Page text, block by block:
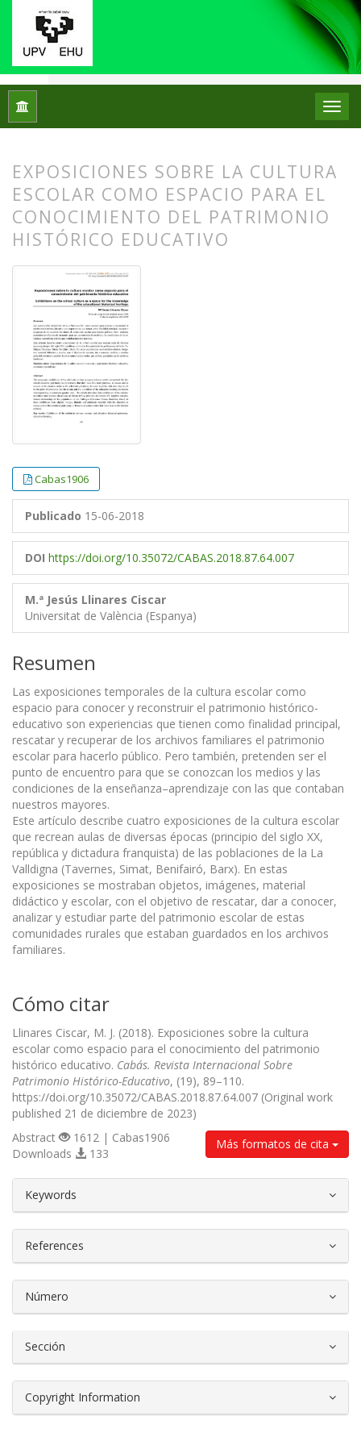
Inicio
EXPOSICIONES SOBRE LA CULTURA
ESCOLAR COMO ESPACIO PARA EL
CONOCIMIENTO DEL PATRIMONIO
HISTÓRICO EDUCATIVO
Cabas1906
Publicado 15-06-2018
DOI https://doi.org/10.35072/CABAS.2018.87.64.007
M.ª Jesús Llinares Ciscar
Universitat de València (Espanya)
Resumen
Las exposiciones temporales de la cultura escolar como
espacio para conocer y reconstruir el patrimonio histórico-
educativo son experiencias que tienen como finalidad principal,
rescatar y recuperar de los archivos familiares el patrimonio
escolar para hacerlo público. Pero también, pretenden ser el
punto de encuentro para que se conozcan los medios y las
condiciones de la enseñanza–aprendizaje con las que contaban
nuestros mayores.
Este artículo describe cuatro exposiciones de la cultura escolar
que recrean aulas de diversas épocas (principio del siglo XX,
república y dictadura franquista) de las poblaciones de la La
Valldigna (Tavernes, Simat, Benifairó, Barx). En estas
exposiciones se mostraban objetos, imágenes, material
didáctico y escolar, con el objetivo de rescatar, dar a conocer,
analizar y estudiar parte del patrimonio escolar de estas
comunidades rurales que estaban guardados en los archivos
familiares.
Cómo citar
Llinares Ciscar, M. J. (2018). Exposiciones sobre la cultura
escolar como espacio para el conocimiento del patrimonio
histórico educativo. Cabás. Revista Internacional Sobre
Patrimonio Histórico-Educativo, (19), 89–110.
https://doi.org/10.35072/CABAS.2018.87.64.007 (Original work
published 21 de diciembre de 2023)
Más formatos de cita
Abstract
1612 | Cabas1906
Downloads
133
Keywords
References
Número
Sección
Copyright Information